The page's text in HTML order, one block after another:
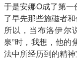
于是安娜O成了第
了早先那些施磁者
所以，当布洛伊尔
泉”时，我想，他的
法中所经历到的精神